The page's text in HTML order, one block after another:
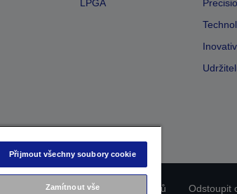
LPGA
Prohlášení o ochraně osobních údajů Odstoupit
Přijmout všechny soubory cookie
Zamítnout vše